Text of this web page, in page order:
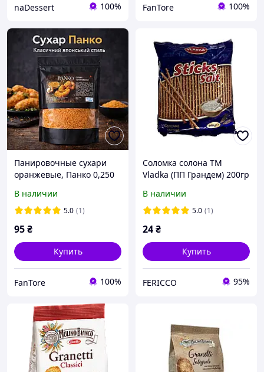
naDessert 100% FanTore 100%
Панировочные сухари
оранжевые, Панко 0,250
В наличии
5.0 (1)
95₴
Купить
FanTore 100%
Соломка солона TM
Vladka (ПП Грандем) 200гр
В наличии
5.0 (1)
24₴
Купить
FERICCO 95%